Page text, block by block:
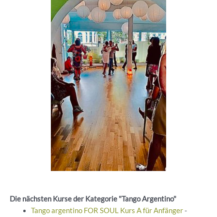
Die nächsten Kurse der Kategorie "Tango Argentino"
Tango argentino FOR SOUL Kurs A für Anfänger-